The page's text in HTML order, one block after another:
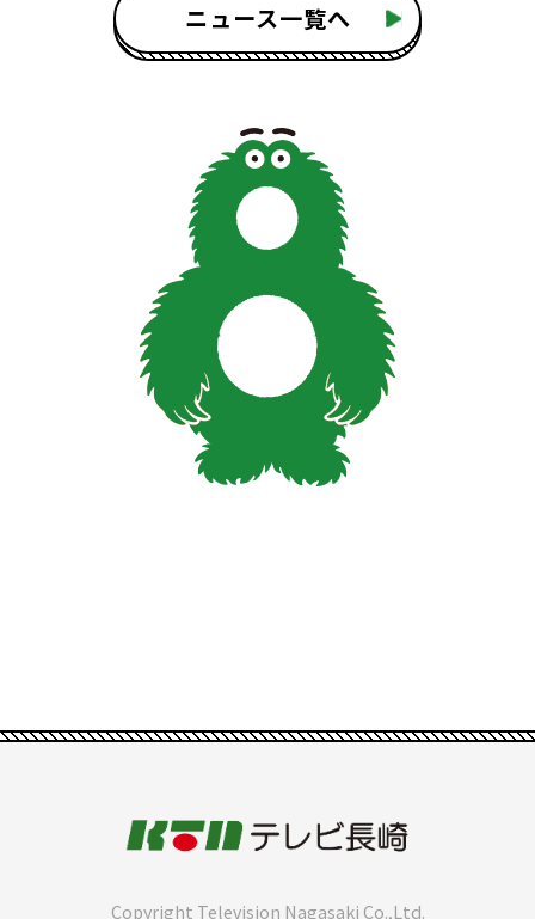
ニュース一覧へ
Copyright Television Nagasaki Co.,Ltd.